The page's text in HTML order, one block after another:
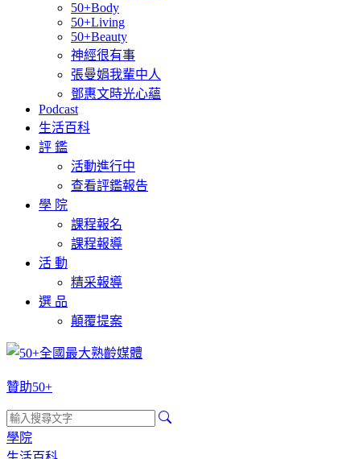
50+Body
50+Living
50+Beauty
神經很有事
張曼娟我輩中人
鄧惠文時光心蘊
Podcast
生活百科
評 鑑
活動進行中
查看評鑑報告
學 院
課程報名
課程報導
活 動
精采報導
選 品
顛覆提案
贊助50+
學院